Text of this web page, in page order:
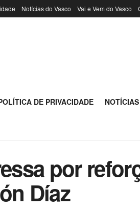
Notícias do Vasco Vai e Vem do Vasco
DE PRIVACIDADE
por
Díaz